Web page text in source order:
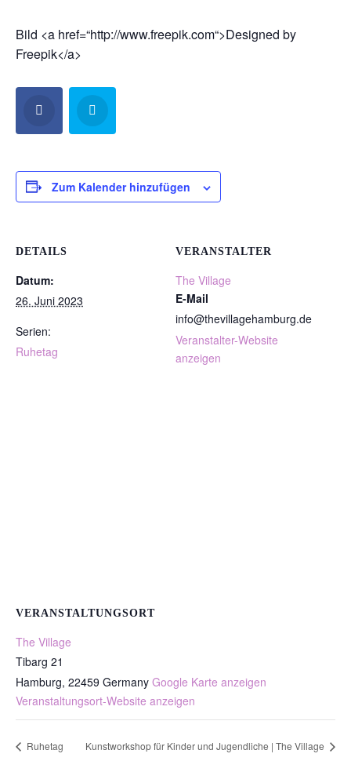
Bild <a href=“http://www.freepik.com“>Designed by
Freepik</a>
Zum Kalender hinzufügen
DETAILS
Datum:
26. Juni 2023
Serien:
Ruhetag
VERANSTALTER
The Village
E-Mail
info@thevillagehamburg.de
Veranstalter-Website
anzeigen
VERANSTALTUNGSORT
The Village
Tibarg 21
Hamburg, 22459 Germany Google Karte anzeigen
Veranstaltungsort-Website anzeigen
Ruhetag Kunstworkshop für Kinder und Jugendliche | The Village